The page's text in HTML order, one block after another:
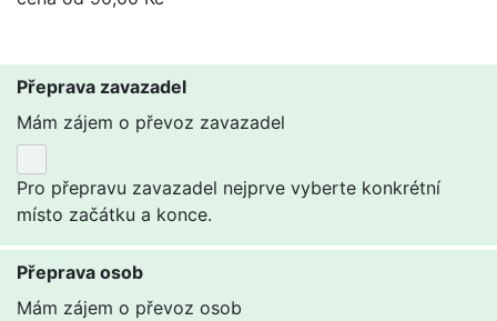
Přeprava zavazadel
Mám zájem o převoz zavazadel
Pro přepravu zavazadel nejprve vyberte konkrétní
místo začátku a konce.
Přeprava osob
Mám zájem o převoz osob